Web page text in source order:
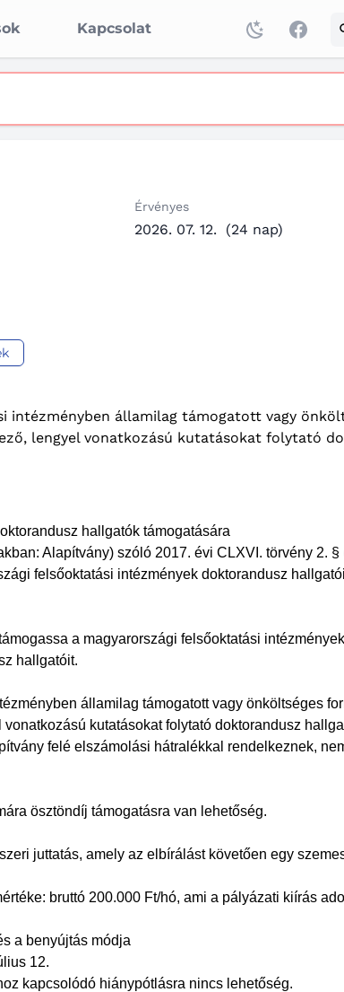
Kapcsolat
Érvényes
2026. 07. 12. (24 nap)
intézményben államilag támogatott vagy
lengyel vonatkozású kutatásokat folytató
hallgatók támogatására
Alapítvány) szóló 2017. évi CLXVI. törvény 2.
felsőoktatási intézmények doktorandusz
a magyarországi felsőoktatási
hallgatóit.
államilag támogatott vagy önköltséges
kutatásokat folytató doktorandusz
felé elszámolási hátralékkal rendelkeznek,
ösztöndíj támogatásra van lehetőség.
juttatás, amely az elbírálást követően egy
bruttó 200.000 Ft/hó, ami a pályázati kiírás
a benyújtás módja
12.
kapcsolódó hiánypótlásra nincs lehetőség.